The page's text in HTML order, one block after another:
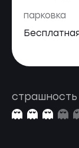
парковка
страшность